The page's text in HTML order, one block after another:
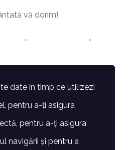
vă dorim!
date în timp ce utilizezi
pentru a-ți asigura
pentru a-ți asigura
navigării și pentru a